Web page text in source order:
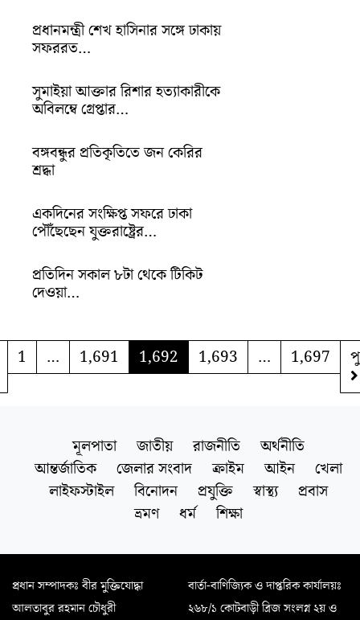
প্রধানমন্ত্রী শেখ হাসিনার সঙ্গে ঢাকায়
সফররত…
সুমাইয়া আক্তার রিশার হত্যাকারীকে
অবিলম্বে গ্রেপ্তার…
বঙ্গবন্ধুর প্রতিকৃতিতে জন কেরির
শ্রদ্ধা
একদিনের সংক্ষিপ্ত সফরে ঢাকা
পৌঁছেছেন যুক্তরাষ্ট্রের…
প্রতিদিন সকাল ৮টা থেকে টিকিট
দেওয়া…
1 … 1,691 1,692 1,693 … 1,697
মূলপাতা জাতীয় রাজনীতি
অর্থনীতি
আন্তর্জাতিক
জেলার সংবাদ ক্রাইম আইন
খেলা
লাইফস্টাইল
বিনোদন প্রযুক্তি স্বাস্থ্য
প্রবাস
ভ্রমণ
ধর্ম শিক্ষা
প্রধান সম্পাদকঃ বীর মুক্তিযোদ্ধা
আলতাবুর রহমান চৌধুরী
বার্তা-বাণিজ্যিক ও দাপ্তরিক কার্যালয়ঃ
২৬৮/১ কোটবাড়ী ব্রিজ সংলগ্ন ২য় ও